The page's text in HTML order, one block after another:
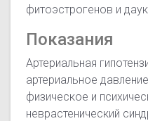
фитоэстрогенов и
Показания
Артериальная
артериальное
физическое и
неврастенический